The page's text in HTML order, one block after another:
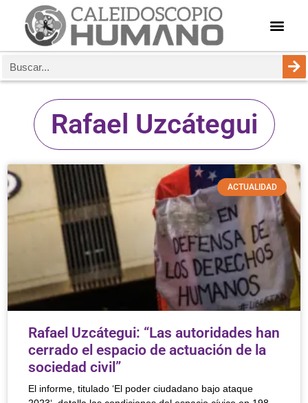
Rafael Uzcátegui
ACTUALIDAD
Rafael Uzcátegui: “Las autoridades han
cerrado el espacio de actuación de la
sociedad civil”
El informe, titulado ‘El poder ciudadano bajo ataque